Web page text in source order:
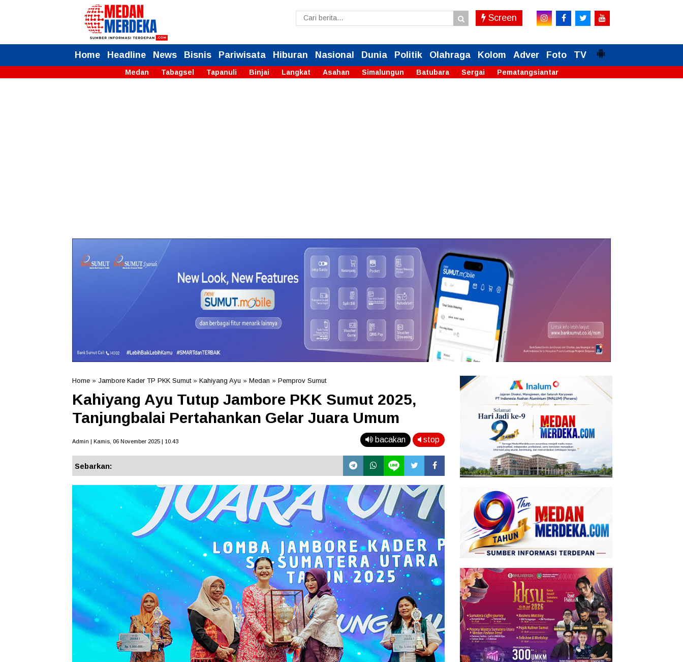
Screen
Home Headline News Bisnis Pariwisata Hiburan Nasional Dunia Politik Olahraga Kolom Adver Foto TV
Medan Tabagsel Tapanuli Binjai Langkat Asahan Simalungun Batubara Sergai Pematangsiantar
Home » Jambore Kader TP PKK Sumut» Kahiyang Ayu » Medan » Pemprov Sumut
Kahiyang Ayu Tutup Jambore PKK Sumut 2025,
Tanjungbalai Pertahankan Gelar Juara Umum
Admin | Kamis, 06 November 2025 | 10.43 bacakan stop
Sebarkan: